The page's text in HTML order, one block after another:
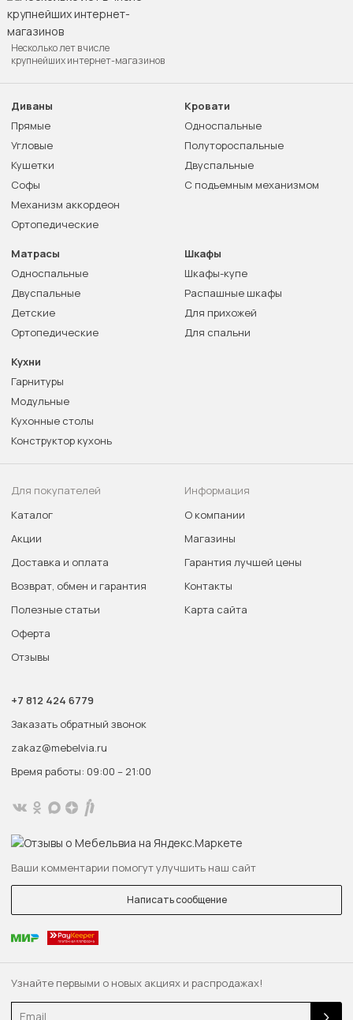
Узнайте первыми о новых акциях и распродажах!
Email
Несколько лет в числе
крупнейших интернет-магазинов
Диваны
Прямые
Угловые
Кушетки
Софы
Механизм аккордеон
Ортопедические
Кровати
Односпальные
Полутороспальные
Двуспальные
С подъемным механизмом
Матрасы
Односпальные
Двуспальные
Детские
Ортопедические
Шкафы
Шкафы-купе
Распашные шкафы
Для прихожей
Для спальни
Кухни
Гарнитуры
Модульные
Кухонные столы
Конструктор кухонь
Для покупателей
Каталог
Акции
Доставка и оплата
Возврат, обмен и гарантия
Полезные статьи
Оферта
Отзывы
Информация
О компании
Магазины
Гарантия лучшей цены
Контакты
Карта сайта
+7 812 424 6779
Заказать обратный звонок
zakaz@mebelvia.ru
Время работы: 09:00 – 21:00
Ваши комментарии помогут улучшить наш сайт
Написать сообщение